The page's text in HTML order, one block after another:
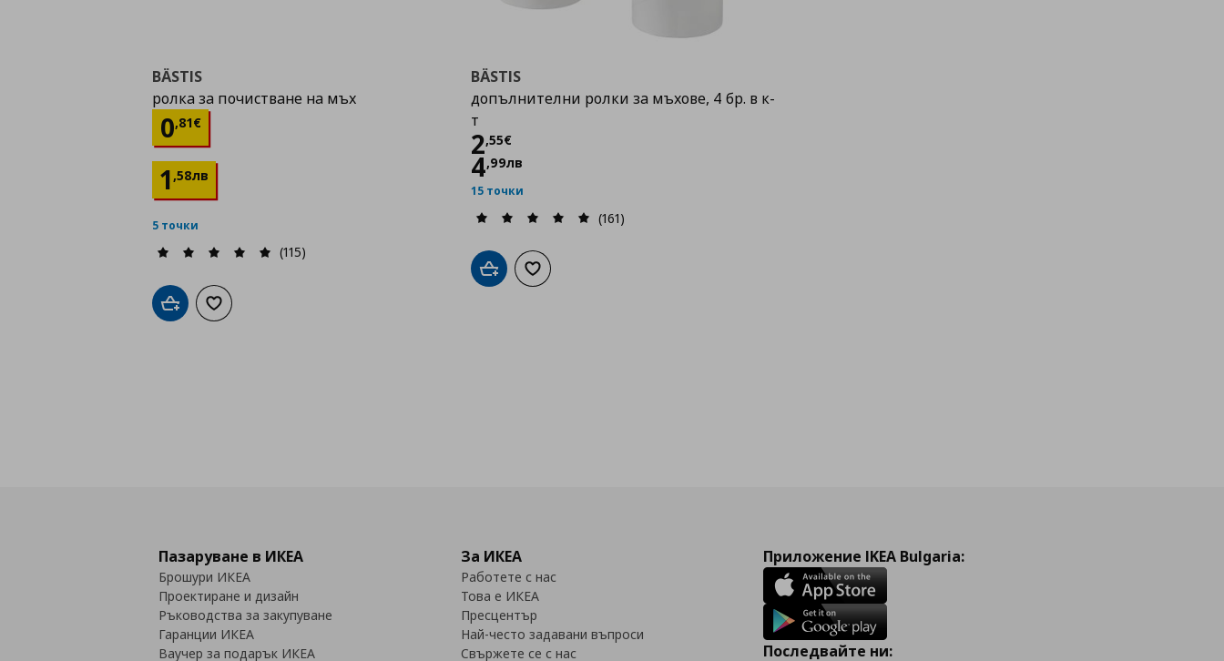
BÄSTIS
ролка за почистване на мъх
0,81€
Цена
1 ,58лв
5 точки
(115)
Добави в кошницата
Добави към списъка с любими
BÄSTIS
допълнителни ролки за мъхове, 4 бр. в к-
т
2,55€
Цена
4,99лв
15 точки
(161)
Добави в кошницата
Добави към списъка с любими
Пазаруване в ИКЕА
Брошури ИКЕА
Проектиране и дизайн
Ръководства за закупуване
Гаранции ИКЕА
Ваучер за подарък ИКЕА
За ИКЕА
Работете с нас
Това е ИКЕА
Пресцентър
Най-често задавани въпроси
Свържете се с нас
Приложение IKEA Bulgaria:
Последвайте ни: